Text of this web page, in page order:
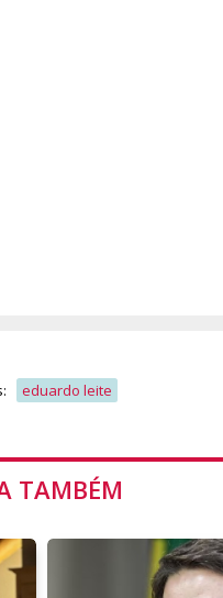
eduardo leite
TAMBÉM